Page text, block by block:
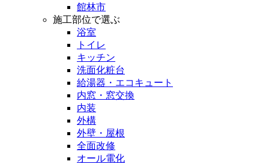
館林市
施工部位で選ぶ
浴室
トイレ
キッチン
洗面化粧台
給湯器・エコキュート
内窓・窓交換
内装
外構
外壁・屋根
全面改修
オール電化